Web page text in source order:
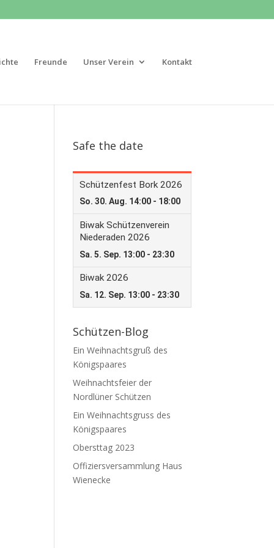
Freunde Unser Verein Kontakt
Safe the date
Schützen-Blog
Ein Weihnachtsgruß des
Königspaares
Weihnachtsfeier der
Nordlüner Schützen
Ein Weihnachtsgruss des
Königspaares
Obersttag 2023
Offiziersversammlung Haus
Wienecke